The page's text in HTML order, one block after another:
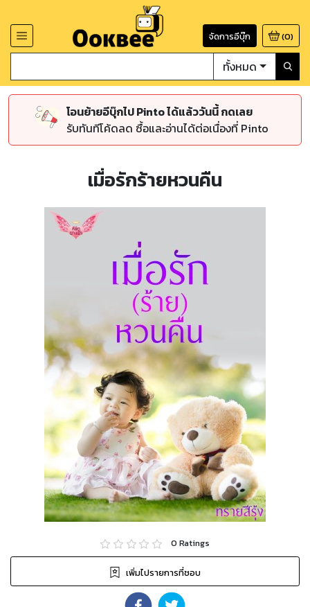
จัดการอีบุ๊ก (0)
ทั้งหมด
โอนย้ายอีบุ๊กไป Pinto ได้แล้ววันนี้ กดเลย
รับทันทีโค้ดลด ซื้อและอ่านได้ต่อเนื่องที่ Pinto
เมื่อรักร้ายหวนคืน
0 Ratings
เพิ่มไปรายการที่ชอบ